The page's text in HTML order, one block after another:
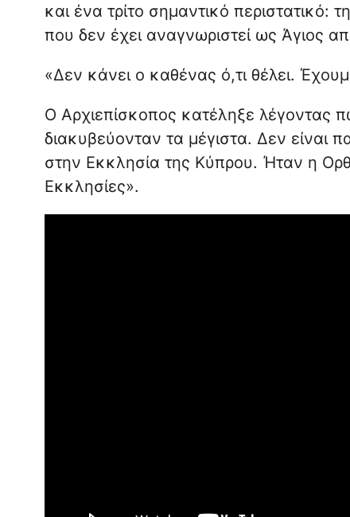
και ένα τρίτο σημαντικό
που δεν έχει αναγνωριστεί ως Άγιος
«Δεν κάνει ο καθένας ό,τι θέλει.
Ο Αρχιεπίσκοπος κατέληξε λέγοντας
διακυβεύονταν τα μέγιστα. Δεν είναι
στην Εκκλησία της Κύπρου. Ήταν η
Εκκλησίες».